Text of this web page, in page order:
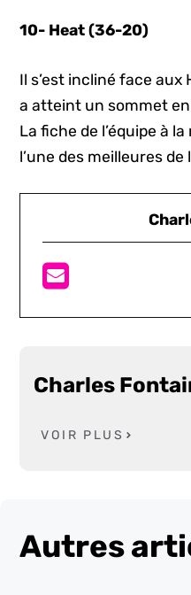
10- Heat (36-20)
Il s’est incliné face aux
a atteint un sommet
La fiche de l’équipe à
l’une des meilleures
Charles
VOIR PLUS
Autres